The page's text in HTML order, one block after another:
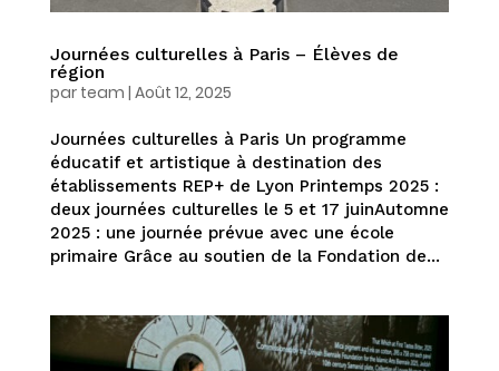
Journées culturelles à Paris – Élèves de
région
par team | Août 12, 2025
Journées culturelles à Paris Un programme
éducatif et artistique à destination des
établissements REP+ de Lyon Printemps 2025 :
deux journées culturelles le 5 et 17 juinAutomne
2025 : une journée prévue avec une école
primaire Grâce au soutien de la Fondation de...